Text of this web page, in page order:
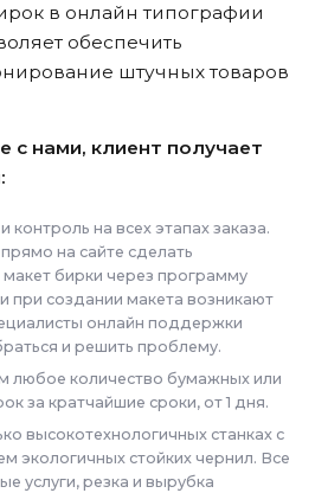
в онлайн типографии
обеспечить
штучных товаров
с нами, клиент получает
контроль на всех этапах заказа.
на сайте сделать
бирки через программу
при создании макета возникают
онлайн поддержки
и решить проблему.
любое количество бумажных или
за кратчайшие сроки, от 1 дня.
высокотехнологичных станках с
экологичных стойких чернил. Все
услуги, резка и вырубка